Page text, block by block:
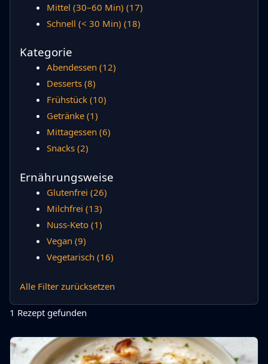
Mittel (30–60 Min) (17)
Schnell (< 30 Min) (18)
Kategorie
Abendessen (12)
Desserts (8)
Frühstück (10)
Getränke (1)
Mittagessen (6)
Snacks (2)
Ernährungsweise
Glutenfrei (26)
Milchfrei (13)
Nuss-Keto (1)
Vegan (9)
Vegetarisch (16)
Alle Filter zurücksetzen
1 Rezept gefunden